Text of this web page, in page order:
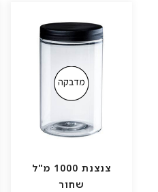
צנצנת 1000 מ"ל
שחור